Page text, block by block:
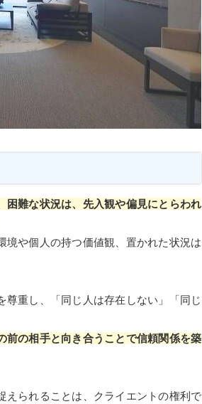
困難な状況は、先入観や偏見にとらわれ
境や個人の持つ価値観、置かれた状況は
重し、「同じ人は存在しない」「同じ
前の相手と向き合うことで信頼関係を築
えられることは、クライエントの権利で